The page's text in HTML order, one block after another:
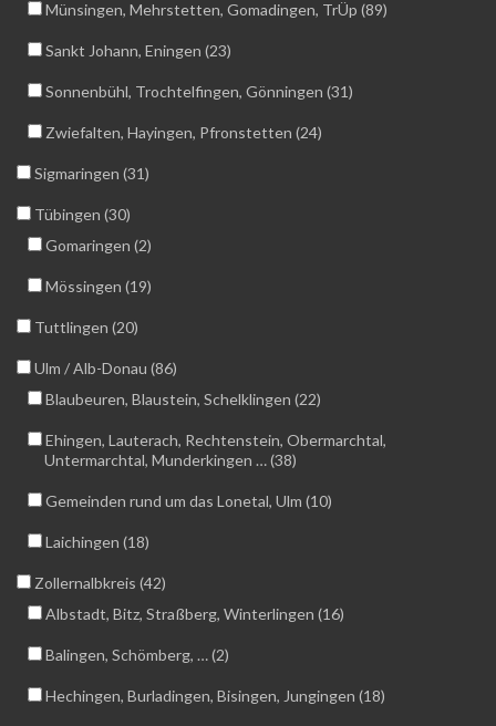
Münsingen, Mehrstetten, Gomadingen, TrÜp (89)
Sankt Johann, Eningen (23)
Sonnenbühl, Trochtelfingen, Gönningen (31)
Zwiefalten, Hayingen, Pfronstetten (24)
Sigmaringen (31)
Tübingen (30)
Gomaringen (2)
Mössingen (19)
Tuttlingen (20)
Ulm / Alb-Donau (86)
Blaubeuren, Blaustein, Schelklingen (22)
Ehingen, Lauterach, Rechtenstein, Obermarchtal,
Untermarchtal, Munderkingen … (38)
Gemeinden rund um das Lonetal, Ulm (10)
Laichingen (18)
Zollernalbkreis (42)
Albstadt, Bitz, Straßberg, Winterlingen (16)
Balingen, Schömberg, … (2)
Hechingen, Burladingen, Bisingen, Jungingen (18)